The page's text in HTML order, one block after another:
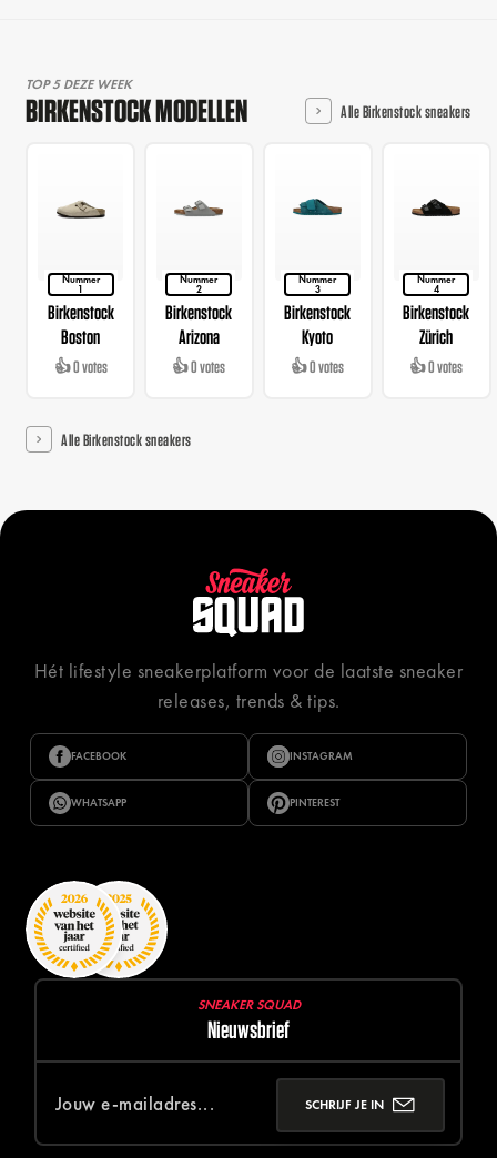
TOP 5 DEZE WEEK
BIRKENSTOCK MODELLEN Alle Birkenstock sneakers
Nummer
1
Birkenstock
Boston
👍 0 votes
Nummer
2
Birkenstock
Arizona
👍 0 votes
Nummer
3
Birkenstock
Kyoto
👍 0 votes
Nummer
4
Birkenstock
Zürich
👍 0 votes
Alle Birkenstock sneakers
Hét lifestyle sneakerplatform voor de laatste sneaker
releases, trends & tips.
FACEBOOK INSTAGRAM
WHATSAPP PINTEREST
SNEAKER SQUAD
Nieuwsbrief
SCHRIJF JE IN